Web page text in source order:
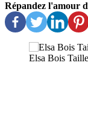
Répandez l'amour
Elsa Bois Taille